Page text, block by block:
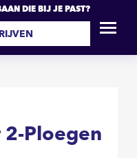
DIE BIJ JE PAST?
Ploegen
SOLLICITEER